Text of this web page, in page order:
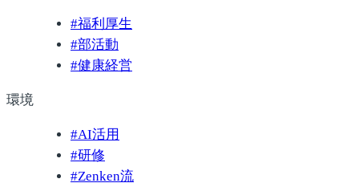
#福利厚生
#部活動
#健康経営
環境
#AI活用
#研修
#Zenken流